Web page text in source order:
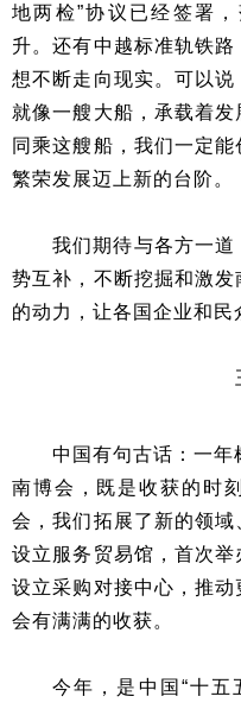
地两检”协议已经签署
升。还有中越标准轨铁
想不断走向现实。可以
就像一艘大船，承载着发
同乘这艘船，我们一定
繁荣发展迈上新的台阶。
我们期待与各方一
势互补，不断挖掘和激
的动力，让各国企业和民
中国有句古话：一年
南博会，既是收获的时
会，我们拓展了新的领
设立服务贸易馆，首次
设立采购对接中心，推
会有满满的收获。
今年，是中国“十五